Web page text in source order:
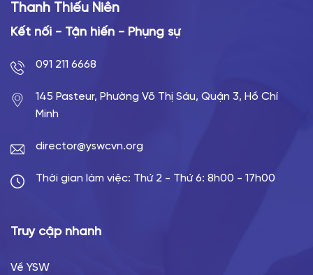
Thanh Thiếu Niên
Kết nối - Tận hiến - Phụng sự
091 211 6668
145 Pasteur, Phường Võ Thị Sáu, Quận 3, Hồ Chí
Minh
director@yswcvn.org
Thời gian làm việc: Thứ 2 - Thứ 6: 8h00 - 17h00
Truy cập nhanh
Về YSW